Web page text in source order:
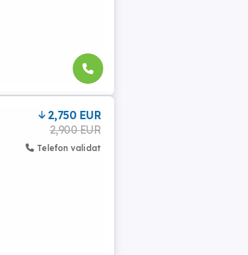
2,750 EUR
2,900 EUR
Telefon validat